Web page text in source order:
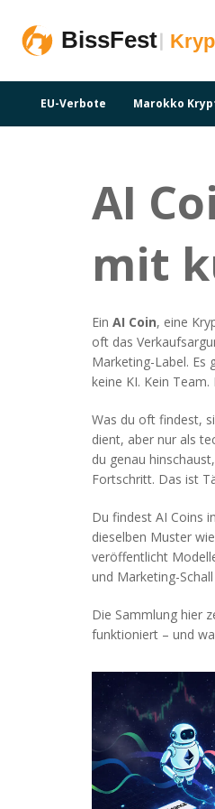
EU-Verbote Marokko
AI
mit
Ein AI Coin, eine
oft das
Marketing-Label. Es
keine KI. Kein
Was du oft findest,
dient, aber nur als
du genau
Fortschritt. Das ist
Du findest AI Coins
dieselben Muster
veröffentlicht
und Marketing-
Die Sammlung hier
funktioniert – und